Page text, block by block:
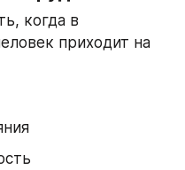
когда в
приходит на